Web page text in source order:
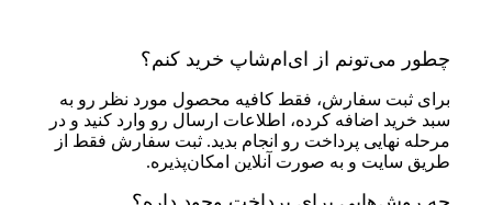
چطور می‌تونم از ای‌ام‌شاپ خرید کنم؟
برای ثبت سفارش، فقط کافیه محصول مورد نظر رو به
سبد خرید اضافه کرده، اطلاعات ارسال رو وارد کنید و در
مرحله نهایی پرداخت رو انجام بدید. ثبت سفارش فقط از
طریق سایت و به صورت آنلاین امکان‌پذیره.